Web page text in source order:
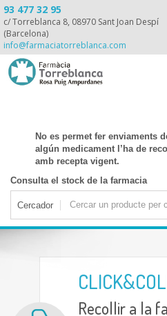
93 477 32 95
c/ Torreblanca 8, 08970 Sant Joan Despí
(Barcelona)
info@farmaciatorreblanca.com
No es permet fer enviaments
algún medicament l’ha de
amb recepta vigent.
Consulta el stock de la farmacia
Cercador
Recollir a la